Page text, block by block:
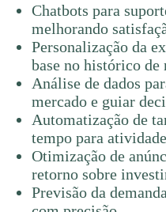
Chatbots para
melhorando
Personalização da
base no histórico de
Análise de dados
mercado e guiar
Automatização de
tempo para
Otimização de
retorno sobre
Previsão da